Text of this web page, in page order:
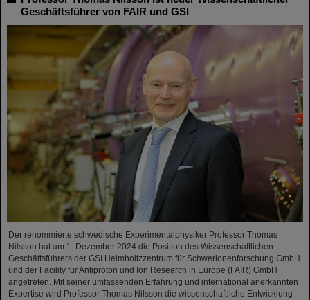
Geschäftsführer von FAIR und GSI
Der renommierte schwedische Experimentalphysiker Professor Thomas
Nilsson hat am 1. Dezember 2024 die Position des Wissenschaftlichen
Geschäftsführers der GSI Helmholtzzentrum für Schwerionenforschung GmbH
und der Facility für Antiproton und Ion Research in Europe (FAIR) GmbH
angetreten. Mit seiner umfassenden Erfahrung und international anerkannten
Expertise wird Professor Thomas Nilsson die wissenschaftliche Entwicklung